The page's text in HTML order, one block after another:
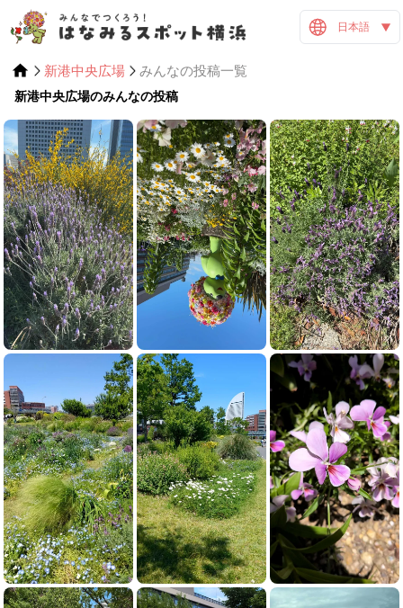
日本語
新港中央広場
みんなの投稿一覧
新港中央広場のみんなの投稿